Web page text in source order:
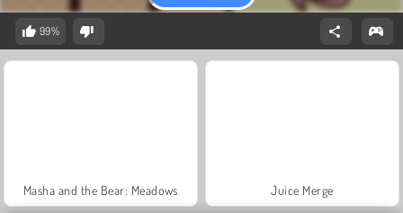
99%
Masha and the Bear: Meadows Juice Merge